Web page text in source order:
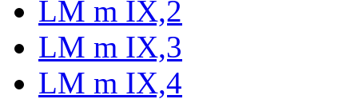
LM m IX,2
LM m IX,3
LM m IX,4